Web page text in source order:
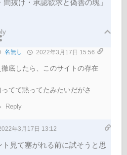
抜け・承認欲求と偽善の塊」
名無し 2022年3月17日 15:56
底したら、このサイトの存在
てて黙ってたみたいだがさ
Reply
年3月17日 13:12
見て塞がれる前に試そうと思